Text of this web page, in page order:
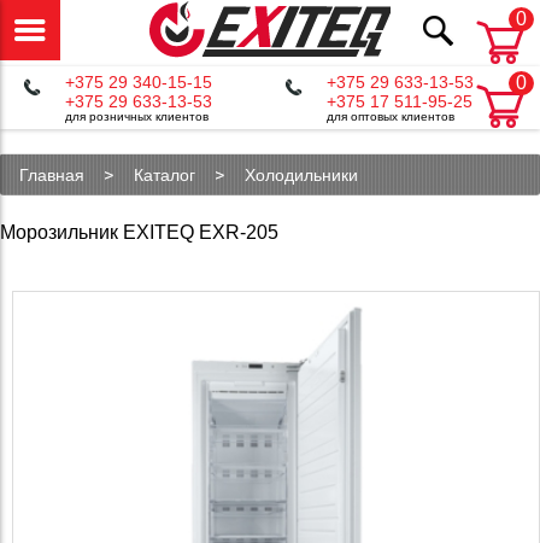
0
0
+375 29 340-15-15
+375 29 633-13-53
для розничных клиентов
+375 29 633-13-53
+375 17 511-95-25
для оптовых клиентов
Главная Каталог Холодильники
Морозильник EXITEQ EXR-205